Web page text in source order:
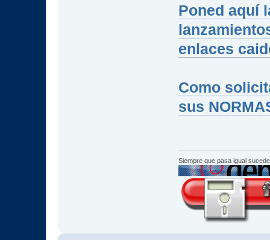
Poned aquí
enlaces
Como
sus
Siempre que pasa igual